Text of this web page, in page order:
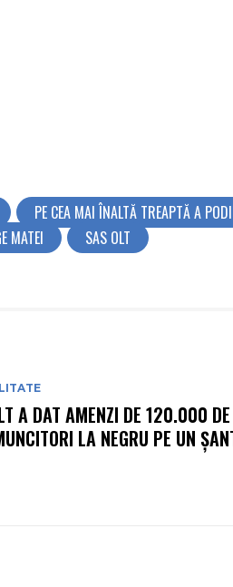
PE CEA MAI ÎNALTĂ TREAPTĂ A
MATEI
SAS OLT
A DAT AMENZI DE 120.000
LA NEGRU PE UN